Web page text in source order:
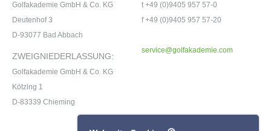
t +49 (0)9405 957 57-0
f +49 (0)9405 957 57-20
service@golfakademie.com
Golfakademie GmbH & Co. KG
Deutenhof 3
D-93077 Bad Abbach
ZWEIGNIEDERLASSUNG:
Golfakademie GmbH & Co. KG
Kötzing 1
D-83339 Chieming